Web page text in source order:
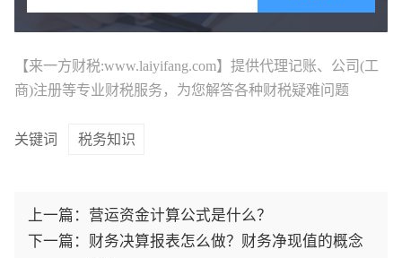
【来一方财税:www.laiyifang.com】提供代理记账、公司(工
商)注册等专业财税服务，为您解答各种财税疑难问题
关键词 税务知识
上一篇： 营运资金计算公式是什么？
下一篇： 财务决算报表怎么做？财务净现值的概念